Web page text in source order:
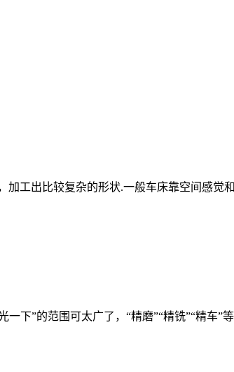
加工出比较复杂的形状.一般车床靠空间感觉
一下”的范围可太广了，“精磨”“精铣”“精车”